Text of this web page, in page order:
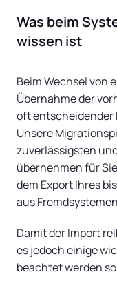
Was beim
wissen ist
Beim Wechsel von
Übernahme der
oft entscheidender
Unsere
zuverlässigsten
übernehmen für
dem Export Ihres
aus
Damit der Import
es jedoch einige
beachtet werden